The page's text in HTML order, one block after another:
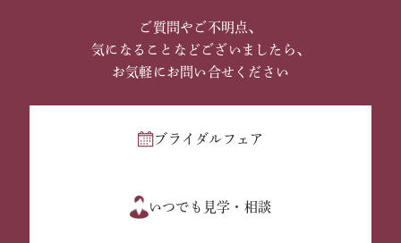
ご質問やご不明点、
気になることなどございましたら、
お気軽にお問い合せください
ブライダルフェア
いつでも見学・相談